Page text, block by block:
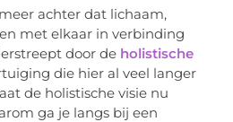
achter dat lichaam,
met elkaar in verbinding
door de holistische
die hier al veel langer
de holistische visie nu
ga je langs bij een